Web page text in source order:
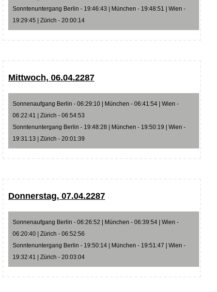
Sonntenuntergang Berlin - 19:46:43 | München - 19:48:51 | Wien -
19:29:45 | Zürich - 20:00:14
Mittwoch, 06.04.2287
Sonnenaufgang Berlin - 06:29:10 | München - 06:41:54 | Wien -
06:22:41 | Zürich - 06:54:53
Sonntenuntergang Berlin - 19:48:28 | München - 19:50:19 | Wien -
19:31:13 | Zürich - 20:01:39
Donnerstag, 07.04.2287
Sonnenaufgang Berlin - 06:26:52 | München - 06:39:54 | Wien -
06:20:40 | Zürich - 06:52:56
Sonntenuntergang Berlin - 19:50:14 | München - 19:51:47 | Wien -
19:32:41 | Zürich - 20:03:04